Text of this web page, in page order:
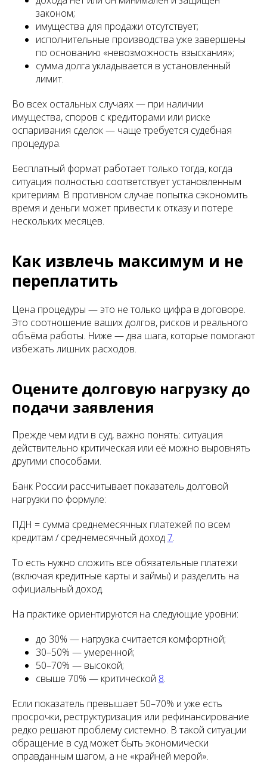
законом;
имущества для продажи отсутствует;
исполнительные производства уже завершены
по основанию «невозможность взыскания»;
сумма долга укладывается в установленный
лимит.
Во всех остальных случаях — при наличии
имущества, споров с кредиторами или риске
оспаривания сделок — чаще требуется судебная
процедура.
Бесплатный формат работает только тогда, когда
ситуация полностью соответствует установленным
критериям. В противном случае попытка сэкономить
время и деньги может привести к отказу и потере
нескольких месяцев.
Как извлечь максимум и не
переплатить
Цена процедуры — это не только цифра в договоре.
Это соотношение ваших долгов, рисков и реального
объёма работы. Ниже — два шага, которые помогают
избежать лишних расходов.
Оцените долговую нагрузку до
подачи заявления
Прежде чем идти в суд, важно понять: ситуация
действительно критическая или её можно выровнять
другими способами.
Банк России рассчитывает показатель долговой
нагрузки по формуле:
ПДН = сумма среднемесячных платежей по всем
кредитам / среднемесячный доход7.
То есть нужно сложить все обязательные платежи
(включая кредитные карты и займы) и разделить на
официальный доход.
На практике ориентируются на следующие уровни:
до 30% — нагрузка считается комфортной;
30–50% — умеренной;
50–70% — высокой;
свыше 70% — критической 8.
Если показатель превышает 50–70% и уже есть
просрочки, реструктуризация или рефинансирование
редко решают проблему системно. В такой ситуации
обращение в суд может быть экономически
оправданным шагом, а не «крайней мерой».